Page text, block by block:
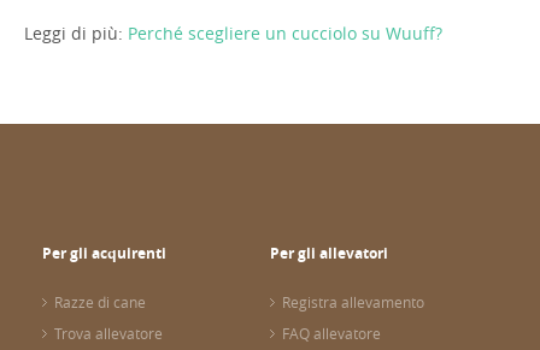
Leggi di più: Perché scegliere un cucciolo su Wuuff?
Per gli acquirenti
Razze di cane
Trova allevatore
Per gli allevatori
Registra allevamento
FAQ allevatore